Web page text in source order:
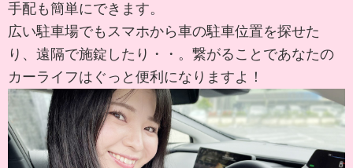
手配も簡単にできます。
広い駐車場でもスマホから車の駐車位置を探せた
り、遠隔で施錠したり・・。繋がることであなたの
カーライフはぐっと便利になりますよ！